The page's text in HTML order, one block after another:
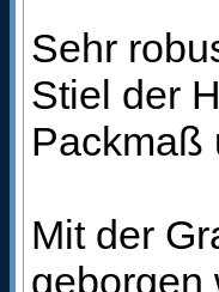
Sehr
Stiel der
Packmaß
Mit der
geborgen